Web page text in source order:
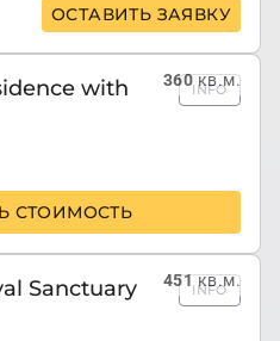
ОСТАВИТЬ ЗАЯВКУ
360кв.м.
with
INFO
СТОИМОСТЬ
451кв.м.
Sanctuary INFO